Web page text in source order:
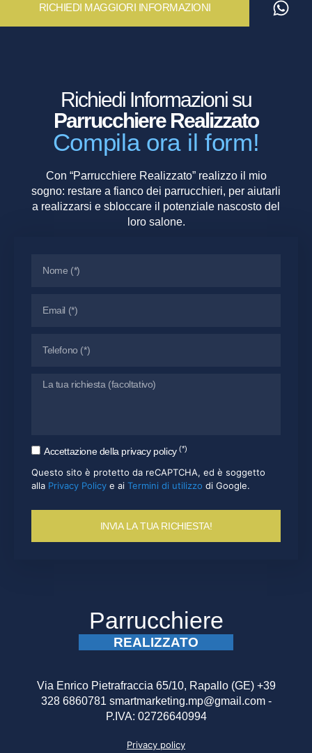
RICHIEDI MAGGIORI INFORMAZIONI
Richiedi Informazioni su
Parrucchiere Realizzato
Compila ora il form!
Con “Parrucchiere Realizzato” realizzo il mio
sogno: restare a fianco dei parrucchieri, per aiutarli
a realizzarsi e sbloccare il potenziale nascosto del
loro salone.
Accettazione della privacy policy(*)
Questo sito è protetto da reCAPTCHA, ed è soggetto
alla Privacy Policy e ai Termini di utilizzo di Google.
INVIA LA TUA RICHIESTA!
Parrucchiere
REALIZZATO
Via Enrico Pietrafraccia 65/10, Rapallo (GE) +39
328 6860781 smartmarketing.mp@gmail.com -
P.IVA: 02726640994
Privacy policy